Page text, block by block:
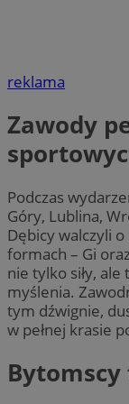
reklama
Zawody
Podczas
Góry, Lublina,
Dębicy walczyli
formach – Gi
nie tylko siły,
myślenia.
tym dźwignie,
w pełnej krasie